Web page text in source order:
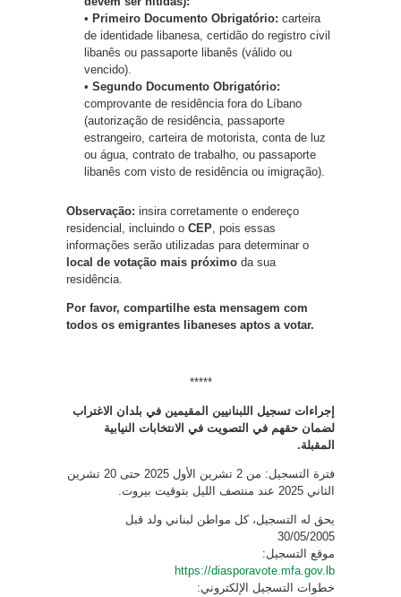
• Primeiro Documento Obrigatório: carteira
de identidade libanesa, certidão do registro civil
libanês ou passaporte libanês (válido ou
vencido).
• Segundo Documento Obrigatório:
comprovante de residência fora do Líbano
(autorização de residência, passaporte
estrangeiro, carteira de motorista, conta de luz
ou água, contrato de trabalho, ou passaporte
libanês com visto de residência ou imigração).
Observação: insira corretamente o endereço
residencial, incluindo o CEP, pois essas
informações serão utilizadas para determinar o
local de votação mais próximo da sua
residência.
Por favor, compartilhe esta mensagem com
todos os emigrantes libaneses aptos a votar.
*****
إجراءات تسجيل اللبنانيين المقيمين في بلدان الاغتراب
لضمان حقهم في التصويت في الانتخابات النيابية
المقبلة.
فترة التسجيل: من 2 تشرين الأول 2025 حتى 20 تشرين
الثاني 2025 عند منتصف الليل بتوقيت بيروت.
يحق له التسجيل، كل مواطن لبناني ولد قبل
30/05/2005
موقع التسجيل:
https://diasporavote.mfa.gov.lb
خطوات التسجيل الإلكتروني: